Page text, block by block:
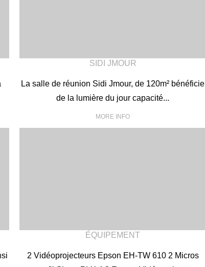
12
SIDI JMOUR
La salle de réunion Sidi Jmour, de 120m² bénéficie
de la lumière du jour capacité...
MORE INFO
ÉQUIPEMENT
2 Vidéoprojecteurs Epson EH-TW 610 2 Micros